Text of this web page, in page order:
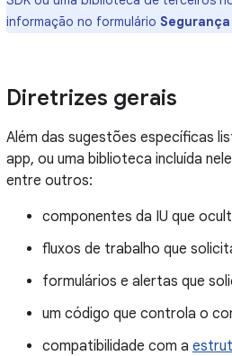
informação no formulário
Diretrizes gerais
Além das sugestões específicas
app, ou uma biblioteca incluída
entre outros:
componentes da IU que
fluxos de trabalho que
formulários e alertas que
um código que controla o
compatibilidade com a